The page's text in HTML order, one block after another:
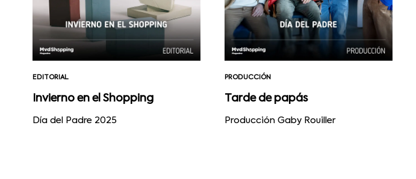
EDITORIAL
Invierno en el Shopping
Día del Padre 2025
PRODUCCIÓN
Tarde de papás
Producción Gaby Rouiller